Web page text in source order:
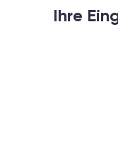
Ihre